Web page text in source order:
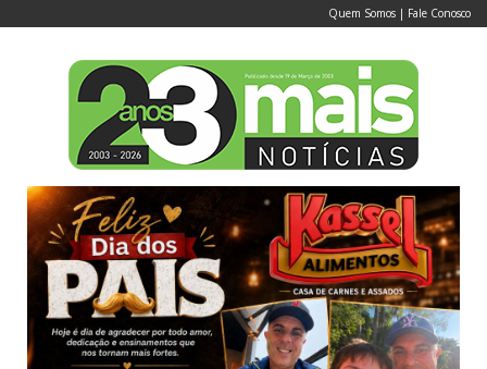
Quem Somos | Fale Conosco